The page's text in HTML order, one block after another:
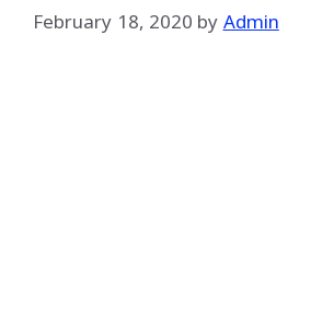
February 18, 2020 by Admin